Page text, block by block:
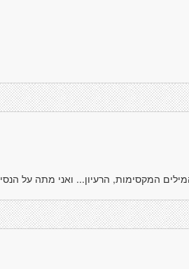
המקסימות, הרעיון... ואני מתה על